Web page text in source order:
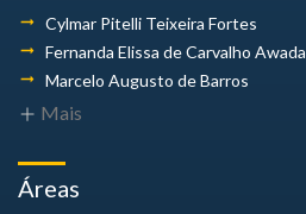
Cylmar Pitelli Teixeira Fortes
Fernanda Elissa de Carvalho Awada
Marcelo Augusto de Barros
Mais
Áreas